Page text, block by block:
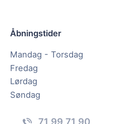
Åbningstider
Mandag - Torsdag
Fredag
Lørdag
Søndag
71 99 71 90